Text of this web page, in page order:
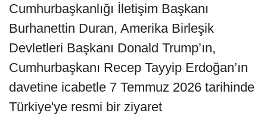
Cumhurbaşkanlığı İletişim Başkanı
Burhanettin Duran, Amerika Birleşik
Devletleri Başkanı Donald Trump’ın,
Cumhurbaşkanı Recep Tayyip Erdoğan’ın
davetine icabetle 7 Temmuz 2026 tarihinde
Türkiye'ye resmi bir ziyaret